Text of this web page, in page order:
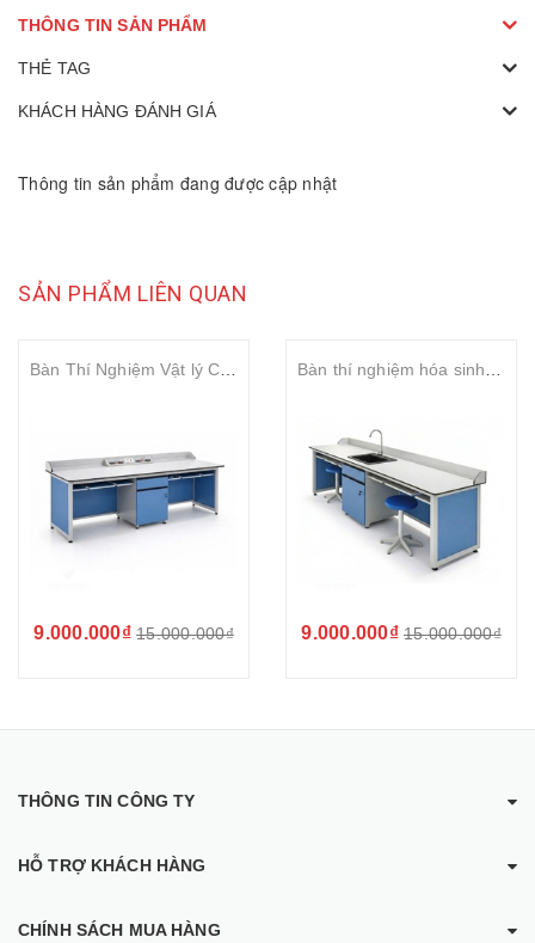
THÔNG TIN SẢN PHẨM
THẺ TAG
KHÁCH HÀNG ĐÁNH GIÁ
Thông tin sản phẩm đang được cập nhật
SẢN PHẨM LIÊN QUAN
9.000.000₫ 15.000.000₫ 9.000.000₫ 15.000.000₫
THÔNG TIN CÔNG TY
HỖ TRỢ KHÁCH HÀNG
CHÍNH SÁCH MUA HÀNG